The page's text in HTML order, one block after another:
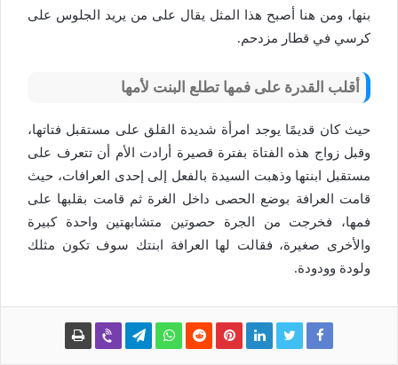
بنها، ومن هنا أصبح هذا المثل يقال على من يريد الجلوس على
كرسي في قطار مزدحم.
أقلب القدرة على فمها تطلع البنت لأمها
حيث كان قديمًا يوجد امرأة شديدة القلق على مستقبل فتاتها،
وقبل زواج هذه الفتاة بفترة قصيرة أرادت الأم أن تتعرف على
مستقبل ابنتها وذهبت السيدة بالفعل إلى إحدى العرافات، حيث
قامت العرافة بوضع الحصى داخل الغرة ثم قامت بقلبها على
فمها، فخرجت من الجرة حصوتين متشابهتين واحدة كبيرة
والأخرى صغيرة، فقالت لها العرافة ابنتك سوف تكون مثلك
ولودة وودودة.